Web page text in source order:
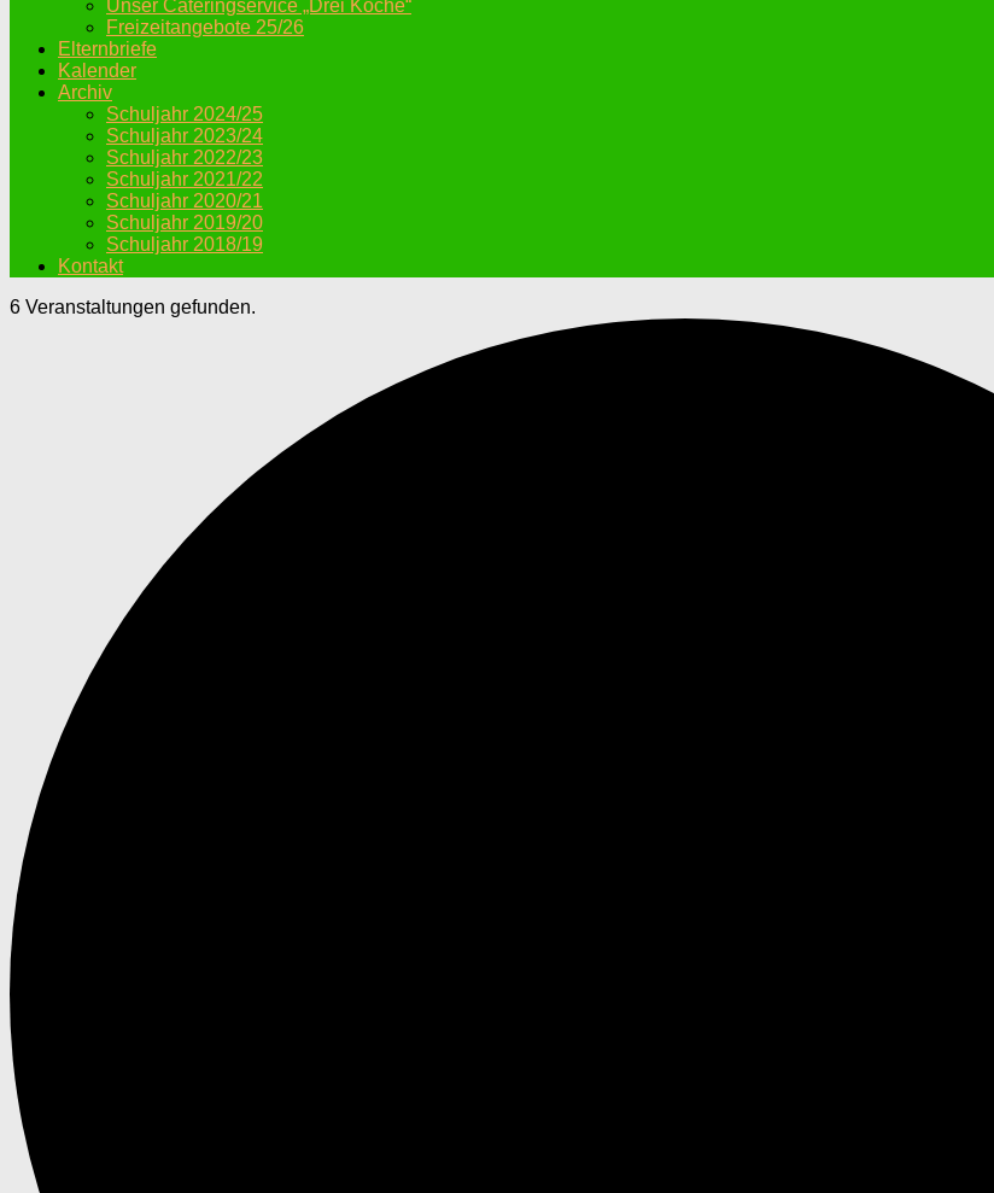
Unser Cateringservice „Drei Köche“
Freizeitangebote 25/26
Elternbriefe
Kalender
Archiv
Schuljahr 2024/25
Schuljahr 2023/24
Schuljahr 2022/23
Schuljahr 2021/22
Schuljahr 2020/21
Schuljahr 2019/20
Schuljahr 2018/19
Kontakt
6 Veranstaltungen gefunden.